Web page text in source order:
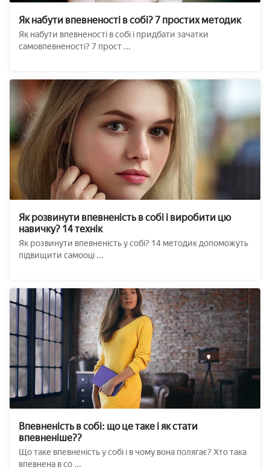
Як набути впевненості в собі? 7 простих методик
Як набути впевненості в собі і придбати зачатки
самовпевненості? 7 прост ...
Як розвинути впевненість в собі і виробити цю
навичку? 14 технік
Як розвинути впевненість у собі? 14 методик допоможуть
підвищити самооці ...
Впевненість в собі: що це таке і як стати
впевненіше??
Що таке впевненість у собі і в чому вона полягає? Хто така
впевнена в со ...